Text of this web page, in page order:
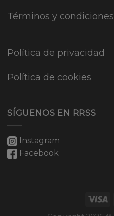
Términos y condiciones
Política de privacidad
Política de cookies
SÍGUENOS EN RRSS
Instagram
Facebook